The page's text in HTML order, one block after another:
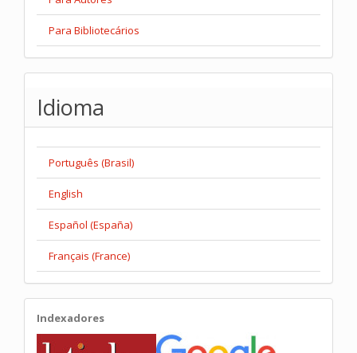
Para Bibliotecários
Idioma
Português (Brasil)
English
Español (España)
Français (France)
Indexadores